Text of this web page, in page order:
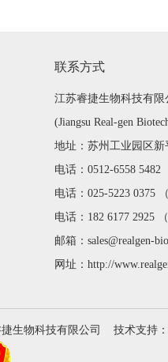
联系方式
江苏睿捷生物科技有限
(Jiangsu Real-gen
地址：苏州工业园区新
电话：0512-6558 5482
电话：025-5223 0375
电话：182 6177 2925
邮箱：sales@realgen-
网址：http://
生物科技有限公司 技术支持